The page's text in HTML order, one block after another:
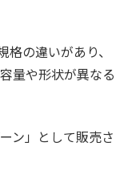
の違いがあり、
量や形状が異なる
ン」として販売さ